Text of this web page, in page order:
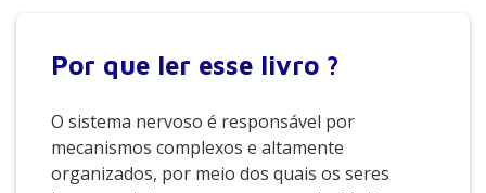
Por que ler esse livro ?
O sistema nervoso é responsável por
mecanismos complexos e altamente
organizados, por meio dos quais os seres